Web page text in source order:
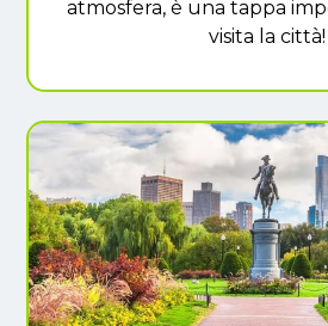
atmosfera, è una tappa
visita la città!